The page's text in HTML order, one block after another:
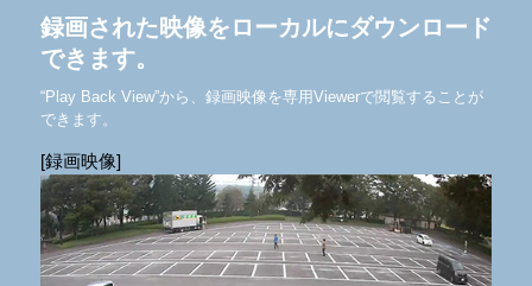
録画された映像をローカルにダウンロード
できます。
“Play Back View”から、録画映像を専用Viewerで閲覧することが
できます。
[録画映像]